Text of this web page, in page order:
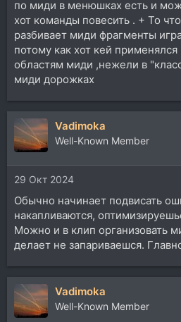
по миди в менюшках есть и
хот команды повесить . + То
разбивает миди фрагменты
потому как хот кей
областям миди ,нежели в
миди дорожках
Vadimoka
Well-Known Member
29 Окт 2024
Обычно начинает подвисать
накапливаются,
Можно и в клип организовать
делает не запариваешся.
Vadimoka
Well-Known Member